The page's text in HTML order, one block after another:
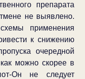
препарата
не выявлено.
применения
к снижению
очередной
можно скорее в
Он не следует